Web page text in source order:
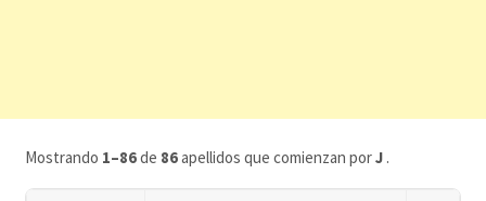
Mostrando 1–86de 86apellidos que comienzan porJ .